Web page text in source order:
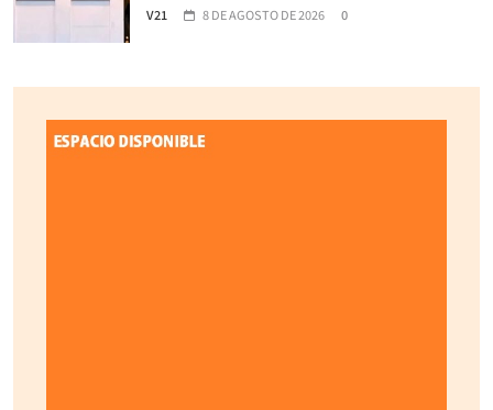
V21 8 DE AGOSTO DE 2026 0